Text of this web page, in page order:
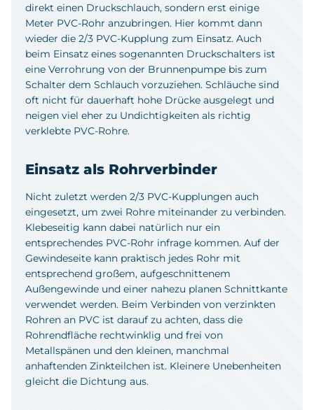
direkt einen Druckschlauch, sondern erst einige
Meter PVC-Rohr anzubringen. Hier kommt dann
wieder die 2/3 PVC-Kupplung zum Einsatz. Auch
beim Einsatz eines sogenannten Druckschalters ist
eine Verrohrung von der Brunnenpumpe bis zum
Schalter dem Schlauch vorzuziehen. Schläuche sind
oft nicht für dauerhaft hohe Drücke ausgelegt und
neigen viel eher zu Undichtigkeiten als richtig
verklebte PVC-Rohre.
Einsatz als Rohrverbinder
Nicht zuletzt werden 2/3 PVC-Kupplungen auch
eingesetzt, um zwei Rohre miteinander zu verbinden.
Klebeseitig kann dabei natürlich nur ein
entsprechendes PVC-Rohr infrage kommen. Auf der
Gewindeseite kann praktisch jedes Rohr mit
entsprechend großem, aufgeschnittenem
Außengewinde und einer nahezu planen Schnittkante
verwendet werden. Beim Verbinden von verzinkten
Rohren an PVC ist darauf zu achten, dass die
Rohrendfläche rechtwinklig und frei von
Metallspänen und den kleinen, manchmal
anhaftenden Zinkteilchen ist. Kleinere Unebenheiten
gleicht die Dichtung aus.